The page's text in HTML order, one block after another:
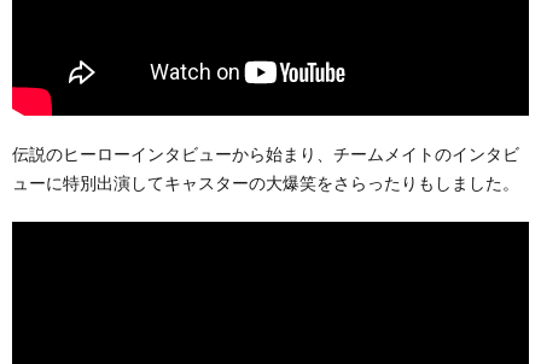
伝説のヒーローインタビューから始まり、チームメイトのインタビ
ューに特別出演してキャスターの大爆笑をさらったりもしました。